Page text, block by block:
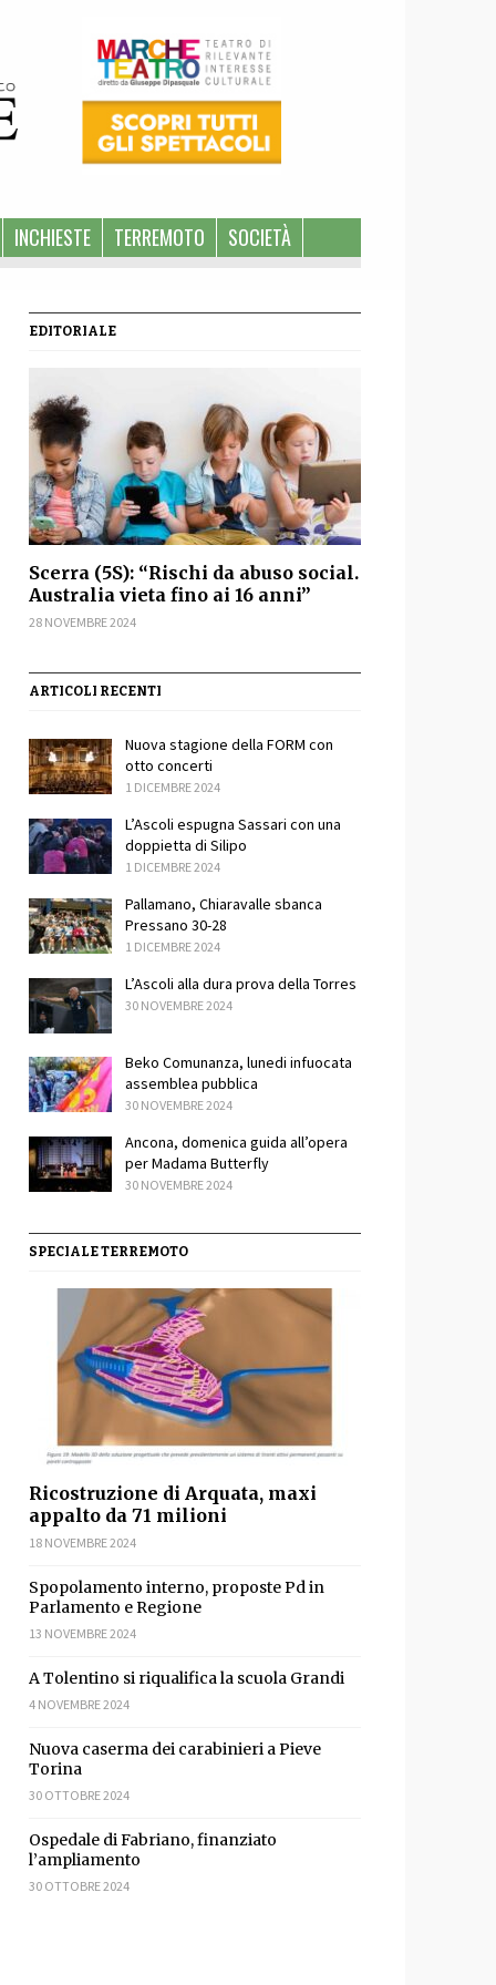
INCHIESTE TERREMOTO SOCIETÀ
Condividi
Condividi
Condividi
Condividi
EDITORIALE
Scerra (5S): “Rischi da abuso social.
Australia vieta fino ai 16 anni”
28 NOVEMBRE 2024
ARTICOLI RECENTI
Nuova stagione della FORM con
otto concerti
1 DICEMBRE 2024
L’Ascoli espugna Sassari con una
doppietta di Silipo
1 DICEMBRE 2024
Pallamano, Chiaravalle sbanca
Pressano 30-28
1 DICEMBRE 2024
L’Ascoli alla dura prova della Torres
30 NOVEMBRE 2024
Beko Comunanza, lunedi infuocata
assemblea pubblica
30 NOVEMBRE 2024
Ancona, domenica guida all’opera
per Madama Butterfly
30 NOVEMBRE 2024
SPECIALE TERREMOTO
Ricostruzione di Arquata, maxi
appalto da 71 milioni
18 NOVEMBRE 2024
Spopolamento interno, proposte Pd in
Parlamento e Regione
13 NOVEMBRE 2024
A Tolentino si riqualifica la scuola Grandi
4 NOVEMBRE 2024
Nuova caserma dei carabinieri a Pieve
Torina
30 OTTOBRE 2024
Ospedale di Fabriano, finanziato
l’ampliamento
30 OTTOBRE 2024